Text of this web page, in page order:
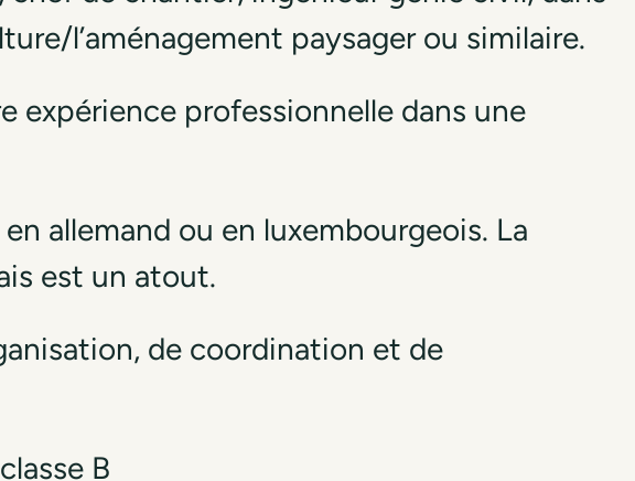
l’aménagement paysager ou similaire.
expérience professionnelle dans une
allemand ou en luxembourgeois. La
est un atout.
de coordination et de
B